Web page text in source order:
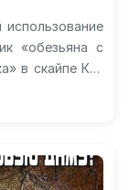
«обезьяна с
в скайпе Как